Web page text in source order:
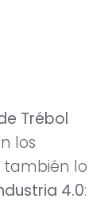
Trébol
los
también lo
4.0: